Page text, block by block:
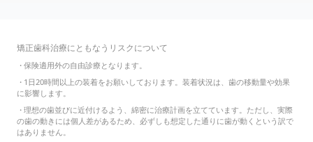
矯正歯科治療にともなうリスクについて
・保険適用外の自由診療となります。
・ 1日20時間以上の装着をお願いしております。装着状況は、歯の移動量や効果
に影響します。
・理想の歯並びに近付けるよう、綿密に治療計画を立てています。ただし、実際
の歯の動きには個人差があるため、必ずしも想定した通りに歯が動くという訳で
はありません。